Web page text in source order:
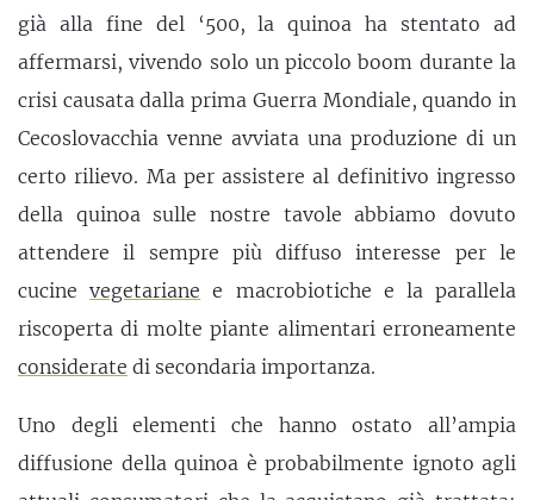
già alla fine del ‘500, la quinoa ha stentato ad
affermarsi, vivendo solo un piccolo boom durante la
crisi causata dalla prima Guerra Mondiale, quando in
Cecoslovacchia venne avviata una produzione di un
certo rilievo. Ma per assistere al definitivo ingresso
della quinoa sulle nostre tavole abbiamo dovuto
attendere il sempre più diffuso interesse per le
cucinevegetariane e macrobiotiche e la parallela
riscoperta di molte piante alimentari erroneamente
considerate di secondaria importanza.
Uno degli elementi che hanno ostato all’ampia
diffusione della quinoa è probabilmente ignoto agli